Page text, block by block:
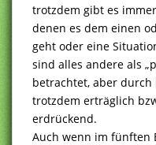
trotzdem gibt es
denen es dem einen
geht oder eine
sind alles andere als
betrachtet, aber
trotzdem erträglich
erdrückend.
Auch wenn im fünften